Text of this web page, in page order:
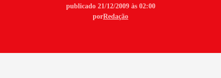
publicado 21/12/2009 às 02:00
porRedação